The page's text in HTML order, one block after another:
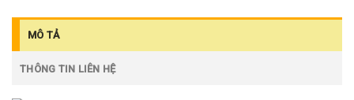
MÔ TẢ
THÔNG TIN LIÊN HỆ